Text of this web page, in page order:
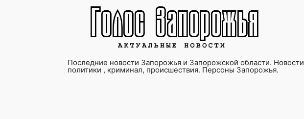
Последние новости Запорожья и Запорожской области. Новости
политики , криминал, происшествия. Персоны Запорожья.